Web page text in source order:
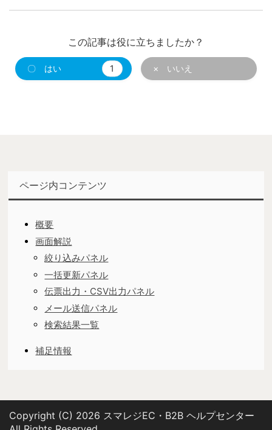
この記事は役に立ちましたか？
〇 はい 1 × いいえ
ページ内コンテンツ
概要
画面解説
絞り込みパネル
一括更新パネル
伝票出力・CSV出力パネル
メール送信パネル
検索結果一覧
補足情報
Copyright (C) 2026 スマレジEC・B2B ヘルプセンター